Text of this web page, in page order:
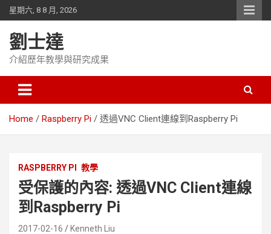
Skip
to
content
星期六, 8 8 月, 2026
劉士達
介紹歷年教學與研究成果
Home Raspberry Pi 透過VNC Client連線到Raspberry Pi
RASPBERRY PI 教學
受保護的內容: 透過VNC Client連線
到Raspberry Pi
2017-02-16 Kenneth Liu